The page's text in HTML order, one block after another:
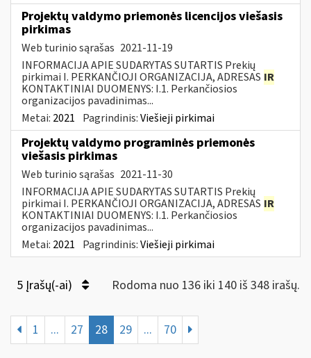
Projektų valdymo priemonės licencijos viešasis
pirkimas
Web turinio sąrašas 2021-11-19
INFORMACIJA APIE SUDARYTAS SUTARTIS Prekių
pirkimai I. PERKANČIOJI ORGANIZACIJA, ADRESAS IR
KONTAKTINIAI DUOMENYS: I.1. Perkančiosios
organizacijos pavadinimas...
Metai: 2021 Pagrindinis:Viešieji pirkimai
Projektų valdymo programinės priemonės
viešasis pirkimas
Web turinio sąrašas 2021-11-30
INFORMACIJA APIE SUDARYTAS SUTARTIS Prekių
pirkimai I. PERKANČIOJI ORGANIZACIJA, ADRESAS IR
KONTAKTINIAI DUOMENYS: I.1. Perkančiosios
organizacijos pavadinimas...
Metai: 2021 Pagrindinis:Viešieji pirkimai
5 Įrašų(-ai) Rodoma nuo 136 iki 140 iš 348 irašų.
1 ... 27 28 29 ... 70